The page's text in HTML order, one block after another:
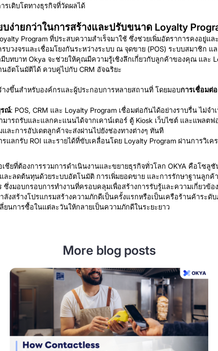
เติบโตทางธุรกิจที่วัดผลได้
ง่ายกว่าในการสร้างและปรับขนาด Loyalty
Program ที่ประสบความสำเร็จมาใช้ ซึ่งช่วยเพิ่มอัตราการคงอยู่แ
บวงจรและเชื่อมโยงกันระหว่างระบบ ณ จุดขาย (POS) ระบบสมาชิก แ
บทบาท Okya จะช่วยให้คุณมีความรู้เชิงลึกเกี่ยวกับลูกค้าของคุณ และ
อัตโนมัติได้ ควบคู่ไปกับ CRM อัจฉริยะ
งขึ้นสำหรับองค์กรและผู้ประกอบการหลายสถานที่ โดยมอบการเชื่อมต่
รณ์: POS, CRM และ Loyalty Program เชื่อมต่อกันได้อย่างราบรื่น ไม่จ
มารถรับและแลกคะแนนได้จากเคาน์เตอร์ ตู้ Kiosk เว็บไซต์ และแพลตฟ
ละการอัปเดตลูกค้าจะส่งผ่านไปยังช่องทางต่างๆ ทันที
แลกรับ ROI และรายได้ที่ขับเคลื่อนโดย Loyalty Program ผ่านการวิเค
เชียที่ต้องการรวมการดำเนินงานและขยายธุรกิจทั่วโลก OKYA คือโซลู
ะลดต้นทุนด้วยระบบอัตโนมัติ การเพิ่มยอดขาย และการรักษาฐานลูก
ซึ่งมอบกรอบการทำงานที่ครอบคลุมเพื่อสร้างการรับรู้และความเกี่ยวข้อ
ลังสร้างโปรแกรมสร้างความภักดีเป็นครั้งแรกหรือเป็นเครือร้านค้าระ
ยนการซื้อในแต่ละวันให้กลายเป็นความภักดีในระยะยาว
More blog posts